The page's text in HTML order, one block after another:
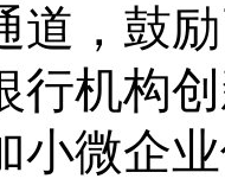
道，鼓
行机构
小微企